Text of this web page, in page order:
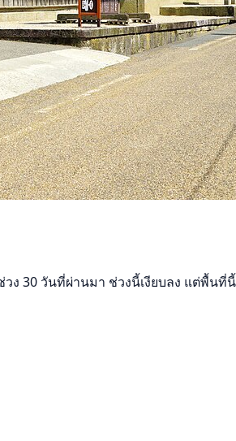
ง 30 วันที่ผ่านมา ช่วงนี้เงียบลง แต่พื้